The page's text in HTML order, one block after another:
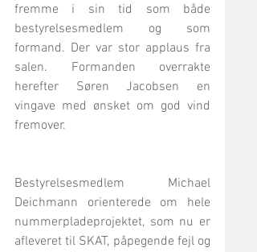
fremme i sin tid som både
bestyrelsesmedlem og som
formand. Der var stor applaus fra
salen. Formanden overrakte
herefter Søren Jacobsen en
vingave med ønsket om god vind
fremover.
Bestyrelsesmedlem Michael
Deichmann orienterede om hele
nummerpladeprojektet, som nu er
afleveret til SKAT, påpegende fejl og